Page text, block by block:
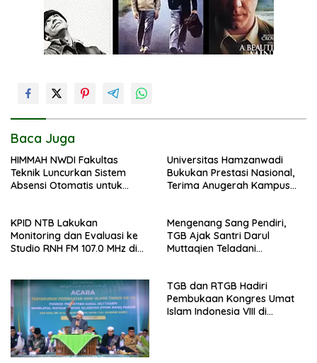
Baca Juga
HIMMAH NWDI Fakultas
Teknik Luncurkan Sistem
Absensi Otomatis untuk
Universitas Hamzanwadi
Bukukan Prestasi Nasional,
Terima Anugerah Kampus
KPID NTB Lakukan
Monitoring dan Evaluasi ke
Studio RNH FM 107.0 MHz di
Mengenang Sang Pendiri,
TGB Ajak Santri Darul
Muttaqien Teladani
TGB dan RTGB Hadiri
Pembukaan Kongres Umat
Islam Indonesia VIII di